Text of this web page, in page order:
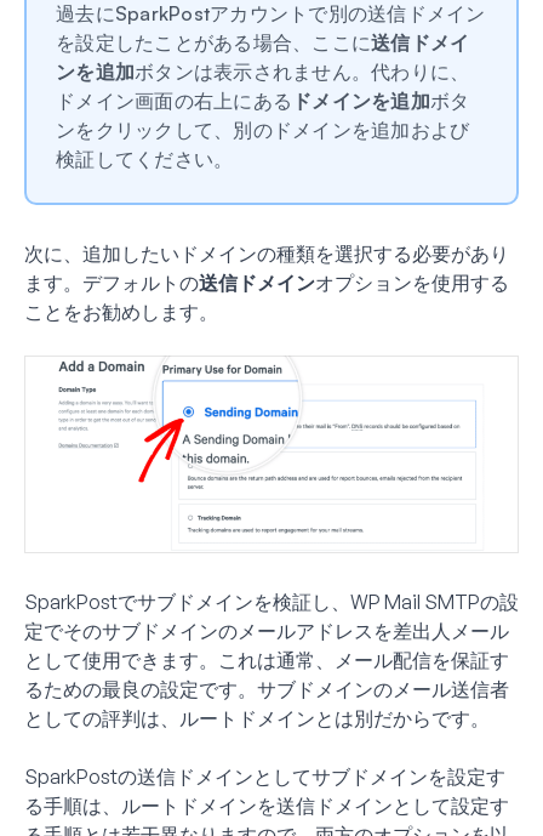
過去にSparkPostアカウントで別の送信ドメイン
を設定したことがある場合、ここに送信ドメイ
ンを追加ボタンは表示されません。代わりに、
ドメイン画面の右上にある ドメインを追加ボタ
ンをクリックして、別のドメインを追加および
検証してください。
次に、追加したいドメインの種類を選択する必要があり
ます。デフォルトの送信ドメインオプションを使用する
ことをお勧めします。
SparkPostでサブドメインを検証し、WP Mail SMTPの設
定でそのサブドメインのメールアドレスを差出人メール
として使用できます。これは通常、メール配信を保証す
るための最良の設定です。サブドメインのメール送信者
としての評判は、ルートドメインとは別だからです。
SparkPostの送信ドメインとしてサブドメインを設定す
る手順は、ルートドメインを送信ドメインとして設定す